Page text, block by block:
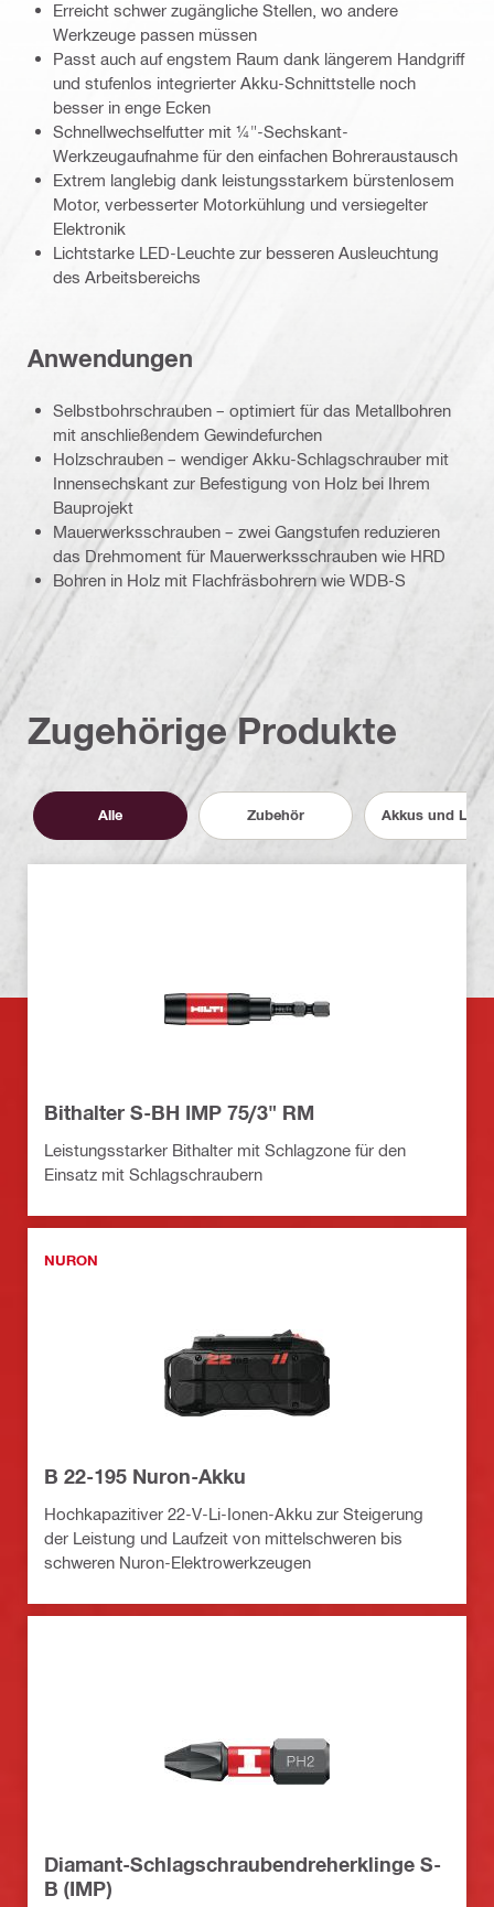
Erreicht schwer zugängliche Stellen, wo andere
Werkzeuge passen müssen
Passt auch auf engstem Raum dank längerem Handgriff
und stufenlos integrierter Akku-Schnittstelle noch
besser in enge Ecken
Schnellwechselfutter mit ¼"-Sechskant-
Werkzeugaufnahme für den einfachen Bohreraustausch
Extrem langlebig dank leistungsstarkem bürstenlosem
Motor, verbesserter Motorkühlung und versiegelter
Elektronik
Lichtstarke LED-Leuchte zur besseren Ausleuchtung
des Arbeitsbereichs
Anwendungen
Selbstbohrschrauben – optimiert für das Metallbohren
mit anschließendem Gewindefurchen
Holzschrauben – wendiger Akku-Schlagschrauber mit
Innensechskant zur Befestigung von Holz bei Ihrem
Bauprojekt
Mauerwerksschrauben – zwei Gangstufen reduzieren
das Drehmoment für Mauerwerksschrauben wie HRD
Bohren in Holz mit Flachfräsbohrern wie WDB-S
Zugehörige Produkte
Alle Zubehör Akkus und
Bithalter S-BH IMP 75/3" RM
Leistungsstarker Bithalter mit Schlagzone für den
Einsatz mit Schlagschraubern
NURON
B 22-195 Nuron-Akku
Hochkapazitiver 22-V-Li-Ionen-Akku zur Steigerung
der Leistung und Laufzeit von mittelschweren bis
schweren Nuron-Elektrowerkzeugen
Diamant-Schlagschraubendreherklinge S-
B (IMP)